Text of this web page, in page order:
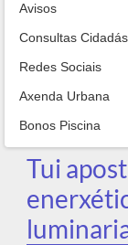
Avisos
Consultas Cidadás
Redes Sociais
Axenda Urbana
Bonos Piscina
Tui